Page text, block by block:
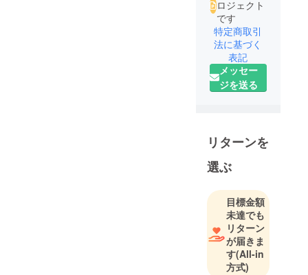
ロジェクト
です
特定商取引
法に基づく
表記
メッセー
ジを送る
リターンを
選ぶ
目標金額
未達でも
リターン
が届きま
す(All-in
方式)